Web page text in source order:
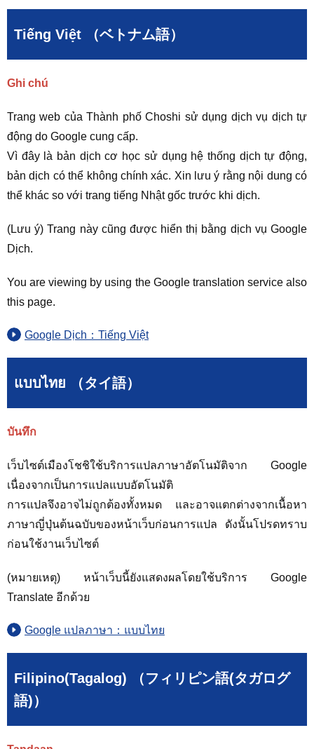
Tiếng Việt （ベトナム語）
Ghi chú
Trang web của Thành phố Choshi sử dụng dịch vụ dịch tự
động do Google cung cấp.
Vì đây là bản dịch cơ học sử dụng hệ thống dịch tự động,
bản dịch có thể không chính xác. Xin lưu ý rằng nội dung có
thể khác so với trang tiếng Nhật gốc trước khi dịch.
(Lưu ý) Trang này cũng được hiển thị bằng dịch vụ Google
Dịch.
You are viewing by using the Google translation service also
this page.
Google Dịch：Tiếng Việt
แบบไทย （タイ語）
บันทึก
เว็บไซต์เมืองโชชิใช้บริการแปลภาษาอัตโนมัติจาก Google
เนื่องจากเป็นการแปลแบบอัตโนมัติ
การแปลจึงอาจไม่ถูกต้องทั้งหมด และอาจแตกต่างจากเนื้อหา
ภาษาญี่ปุ่นต้นฉบับของหน้าเว็บก่อนการแปล ดังนั้นโปรดทราบ
ก่อนใช้งานเว็บไซต์
(หมายเหตุ) หน้าเว็บนี้ยังแสดงผลโดยใช้บริการ Google
Translate อีกด้วย
Google แปลภาษา：แบบไทย
Filipino(Tagalog) （フィリピン語(タガログ
語)）